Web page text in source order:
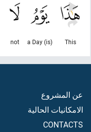
This
(is) a Day
not
عن المشروع
الامكانيات الحالية
CONTACTS